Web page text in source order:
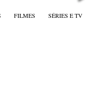
FILMES SÉRIES E TV